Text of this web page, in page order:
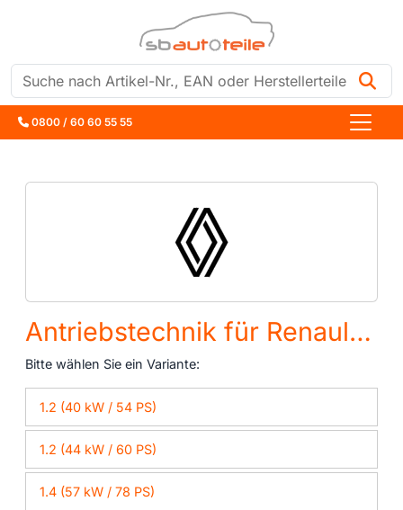
Suche
0800 / 60 60 55 55
Antriebstechnik für Renault R19 II (B/C53)
Bitte wählen Sie ein Variante:
1.2 (40 kW / 54 PS)
1.2 (44 kW / 60 PS)
1.4 (57 kW / 78 PS)